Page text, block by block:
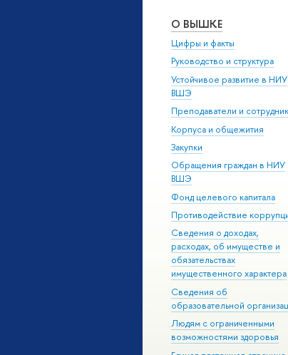
О ВЫШКЕ
Цифры и факты
Руководство и структура
Устойчивое развитие в НИУ
ВШЭ
Преподаватели и
Корпуса и общежития
Закупки
Обращения граждан в НИУ
ВШЭ
Фонд целевого капитала
Противодействие
Сведения о доходах,
расходах, об имуществе и
обязательствах
имущественного характера
Сведения об
образовательной
Людям с ограниченными
возможностями здоровья